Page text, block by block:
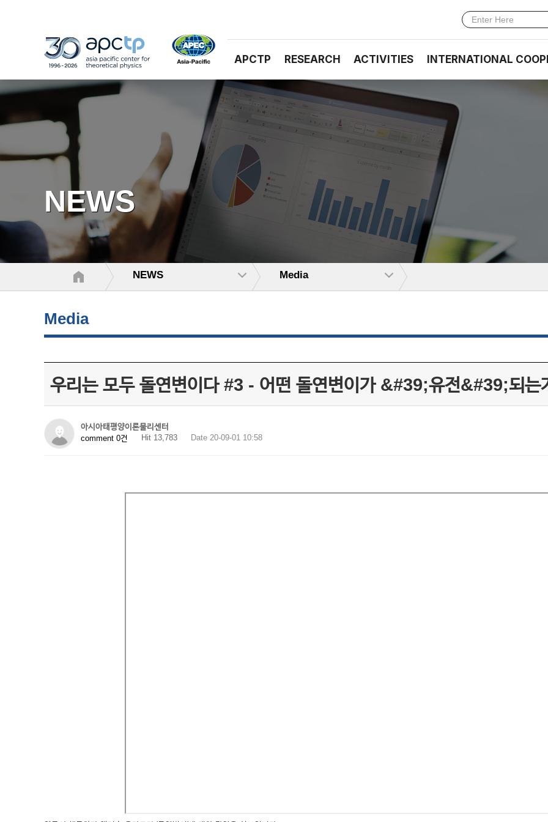
APCTP RESEARCH ACTIVITIES INTERNATIONAL
NEWS
NEWS Media
Media
우리는 모두 돌연변이다 #3 - 어떤 돌연변이가 &#39;유전&#39;되는
아시아태평양이론물리센터
comment 0건
Hit 13,783 Date 20-09-01 10:58